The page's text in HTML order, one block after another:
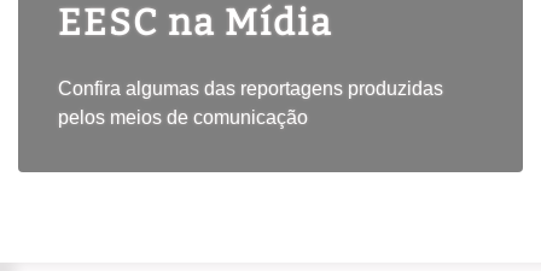
EESC na Mídia
Confira algumas das reportagens produzidas
pelos meios de comunicação